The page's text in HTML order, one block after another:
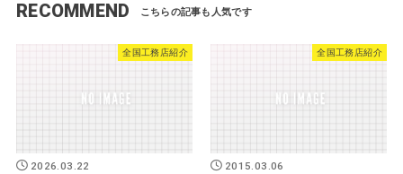
RECOMMEND
全国工務店紹介
2026.03.22
全国工務店紹介
2015.03.06